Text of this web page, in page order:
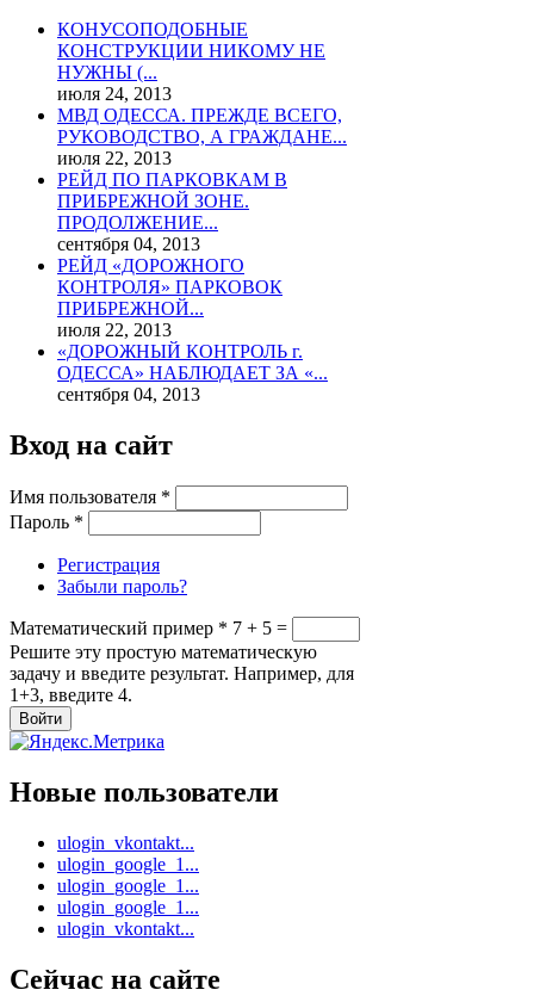
КОНУСОПОДОБНЫЕ
КОНСТРУКЦИИ НИКОМУ НЕ
НУЖНЫ (...
июля 24, 2013
МВД ОДЕССА. ПРЕЖДЕ ВСЕГО,
РУКОВОДСТВО, А ГРАЖДАНЕ...
июля 22, 2013
РЕЙД ПО ПАРКОВКАМ В
ПРИБРЕЖНОЙ ЗОНЕ.
ПРОДОЛЖЕНИЕ...
сентября 04, 2013
РЕЙД «ДОРОЖНОГО
КОНТРОЛЯ» ПАРКОВОК
ПРИБРЕЖНОЙ...
июля 22, 2013
«ДОРОЖНЫЙ КОНТРОЛЬ г.
ОДЕССА» НАБЛЮДАЕТ ЗА «...
сентября 04, 2013
Вход на сайт
Имя пользователя *
Пароль *
Регистрация
Забыли пароль?
Математический пример * 7 + 5 =
Решите эту простую математическую
задачу и введите результат. Например, для
1+3, введите 4.
Новые пользователи
ulogin_vkontakt...
ulogin_google_1...
ulogin_google_1...
ulogin_google_1...
ulogin_vkontakt...
Сейчас на сайте